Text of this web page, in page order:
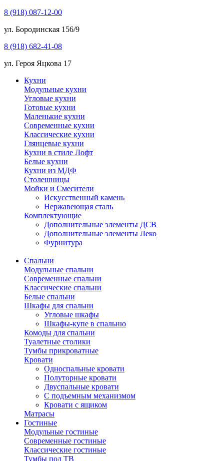
8 (918) 087-12-00
ул. Бородинская 156/9
8 (918) 682-41-08
ул. Героя Яцкова 17
Кухни
Модульные кухни
Угловые кухни
Готовые кухни
Маленькие кухни
Современные кухни
Классические кухни
Глянцевые кухни
Кухни в стиле Лофт
Белые кухни
Кухни из МДФ
Столешницы
Мойки и Смесители
Искусственный камень
Нержавеющая сталь
Комплектующие
Дополнительные элементы ДСВ
Дополнительные элементы Леко
Фурнитура
Спальни
Модульные спальни
Современные спальни
Классические спальни
Белые спальни
Шкафы для спальни
Угловые шкафы
Шкафы-купе в спальню
Комоды для спальни
Туалетные столики
Тумбы прикроватные
Кровати
Односпальные кровати
Полуторные кровати
Двуспальные кровати
С подъемным механизмом
Кровати с ящиком
Матрасы
Гостиные
Модульные гостиные
Современные гостиные
Классические гостиные
Тумбы под ТВ